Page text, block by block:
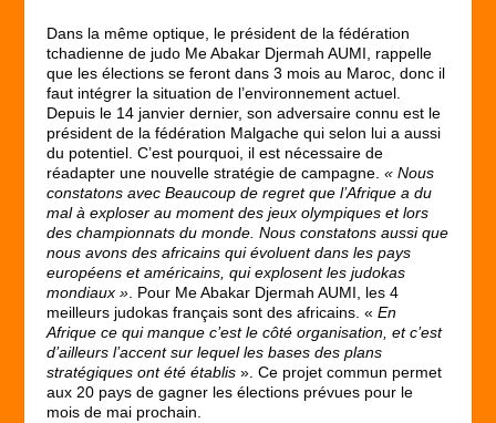
Dans la même optique, le président de la fédération
tchadienne de judo Me Abakar Djermah AUMI, rappelle
que les élections se feront dans 3 mois au Maroc, donc il
faut intégrer la situation de l’environnement actuel.
Depuis le 14 janvier dernier, son adversaire connu est le
président de la fédération Malgache qui selon lui a aussi
du potentiel. C’est pourquoi, il est nécessaire de
réadapter une nouvelle stratégie de campagne. « Nous
constatons avec Beaucoup de regret que l’Afrique a du
mal à exploser au moment des jeux olympiques et lors
des championnats du monde. Nous constatons aussi que
nous avons des africains qui évoluent dans les pays
européens et américains, qui explosent les judokas
mondiaux ». Pour Me Abakar Djermah AUMI, les 4
meilleurs judokas français sont des africains. «En
Afrique ce qui manque c’est le côté organisation, et c’est
d’ailleurs l’accent sur lequel les bases des plans
stratégiques ont été établis ». Ce projet commun permet
aux 20 pays de gagner les élections prévues pour le
mois de mai prochain.